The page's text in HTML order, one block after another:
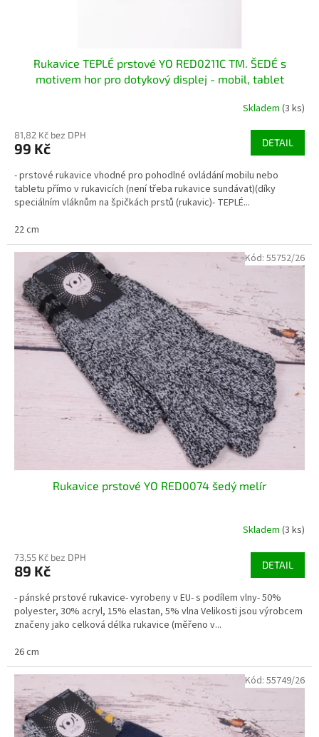
Rukavice TEPLÉ prstové YO RED0211C TM. ŠEDÉ s
motivem hor pro dotykový displej - mobil, tablet
Skladem (3 ks)
81,82 Kč bez DPH
99 Kč DETAIL
- prstové rukavice vhodné pro pohodlné ovládání mobilu nebo
tabletu přímo v rukavicích (není třeba rukavice sundávat)(díky
speciálním vláknům na špičkách prstů (rukavic)- TEPLÉ...
22 cm
Rukavice prstové YO RED0074 šedý melír
Skladem (3 ks)
73,55 Kč bez DPH
89 Kč DETAIL
- pánské prstové rukavice- vyrobeny v EU- s podílem vlny- 50%
polyester, 30% acryl, 15% elastan, 5% vlna Velikosti jsou výrobcem
značeny jako celková délka rukavice (měřeno v...
26 cm
Kód: 55752/26
Kód: 55749/26